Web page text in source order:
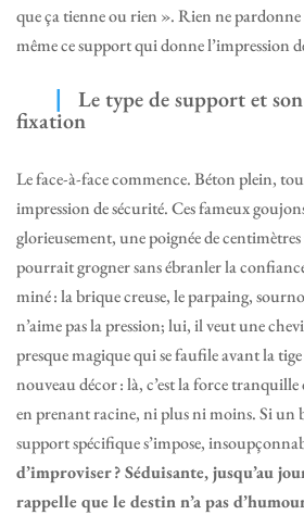
que ça tienne ou rien ». Rien ne pardonne
même ce support qui donne l’impression
Le type de support et
fixation
Le face-à-face commence. Béton plein,
impression de sécurité. Ces fameux
glorieusement, une poignée de
pourrait grogner sans ébranler la
miné : la brique creuse, le parpaing,
n’aime pas la pression; lui, il veut une
presque magique qui se faufile avant la
nouveau décor : là, c’est la force
en prenant racine, ni plus ni moins. Si un
support spécifique s’impose,
d’improviser ? Séduisante, jusqu’au
rappelle que le destin n’a pas